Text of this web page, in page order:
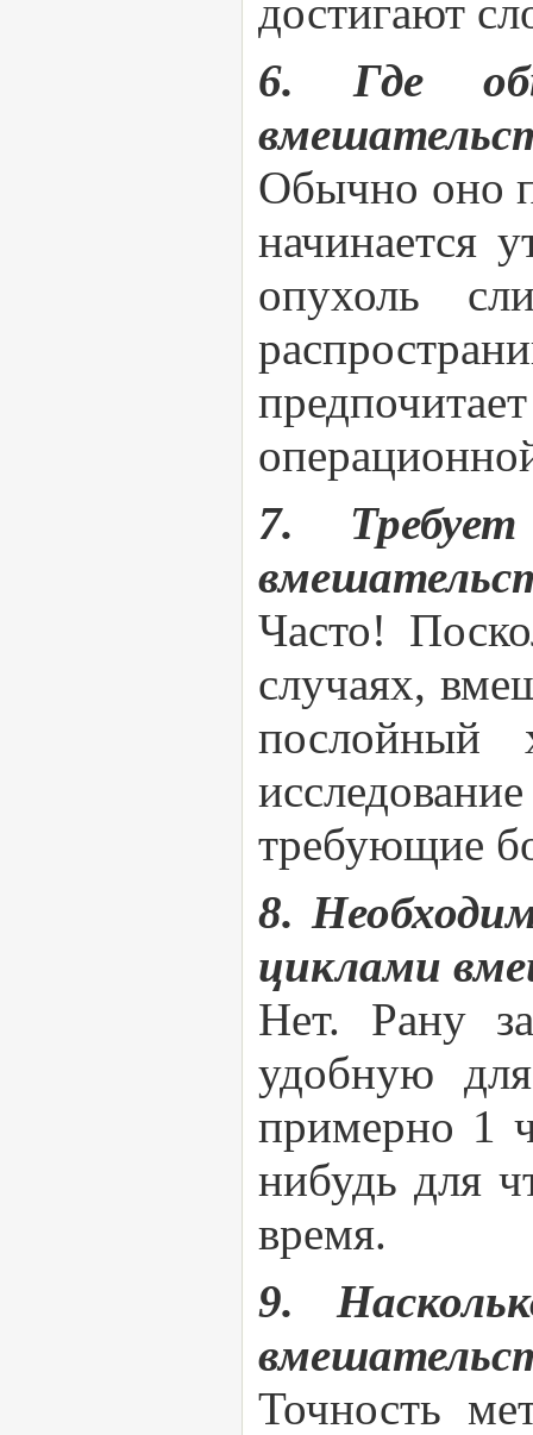
достигают
6. Где
Обычно оно
начинается
опухоль
7. Требует
Часто!
случаях,
послойный
требующие
8.
циклами
Нет. Рану
удобную
примерно 1
нибудь для
время.
9.
Точность